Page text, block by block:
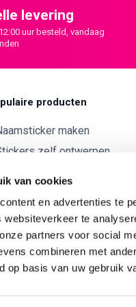
van cookies
en advertenties te
websiteverkeer te
partners voor social
combineren met
op basis van uw gebruik
levering
uur besteld, vandaag
producten
maken
zelf ontwerpen
je eigen kunststof
maken
je eigen Vilt tekst
je eigen rally naam